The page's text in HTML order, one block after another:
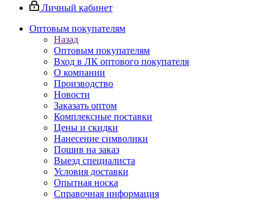
Личный кабинет
Оптовым покупателям
Назад
Оптовым покупателям
Вход в ЛК оптового покупателя
О компании
Производство
Новости
Заказать оптом
Комплексные поставки
Цены и скидки
Нанесение символики
Пошив на заказ
Выезд специалиста
Условия доставки
Опытная носка
Справочная информация